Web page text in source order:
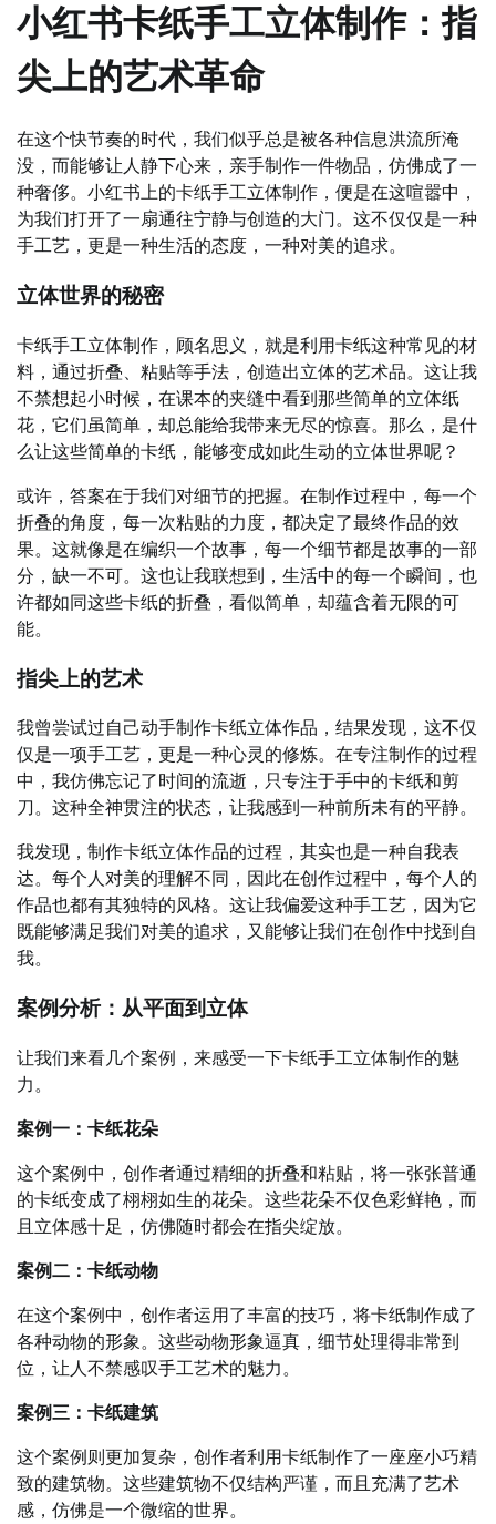
小红书卡纸手工立体制作：指
尖上的艺术革命
在这个快节奏的时代，我们似乎总是被各种信息洪流所淹
没，而能够让人静下心来，亲手制作一件物品，仿佛成了一
种奢侈。小红书上的卡纸手工立体制作，便是在这喧嚣中，
为我们打开了一扇通往宁静与创造的大门。这不仅仅是一种
手工艺，更是一种生活的态度，一种对美的追求。
立体世界的秘密
卡纸手工立体制作，顾名思义，就是利用卡纸这种常见的材
料，通过折叠、粘贴等手法，创造出立体的艺术品。这让我
不禁想起小时候，在课本的夹缝中看到那些简单的立体纸
花，它们虽简单，却总能给我带来无尽的惊喜。那么，是什
么让这些简单的卡纸，能够变成如此生动的立体世界呢？
或许，答案在于我们对细节的把握。在制作过程中，每一个
折叠的角度，每一次粘贴的力度，都决定了最终作品的效
果。这就像是在编织一个故事，每一个细节都是故事的一部
分，缺一不可。这也让我联想到，生活中的每一个瞬间，也
许都如同这些卡纸的折叠，看似简单，却蕴含着无限的可
能。
指尖上的艺术
我曾尝试过自己动手制作卡纸立体作品，结果发现，这不仅
仅是一项手工艺，更是一种心灵的修炼。在专注制作的过程
中，我仿佛忘记了时间的流逝，只专注于手中的卡纸和剪
刀。这种全神贯注的状态，让我感到一种前所未有的平静。
我发现，制作卡纸立体作品的过程，其实也是一种自我表
达。每个人对美的理解不同，因此在创作过程中，每个人的
作品也都有其独特的风格。这让我偏爱这种手工艺，因为它
既能够满足我们对美的追求，又能够让我们在创作中找到自
我。
案例分析：从平面到立体
让我们来看几个案例，来感受一下卡纸手工立体制作的魅
力。
案例一：卡纸花朵
这个案例中，创作者通过精细的折叠和粘贴，将一张张普通
的卡纸变成了栩栩如生的花朵。这些花朵不仅色彩鲜艳，而
且立体感十足，仿佛随时都会在指尖绽放。
案例二：卡纸动物
在这个案例中，创作者运用了丰富的技巧，将卡纸制作成了
各种动物的形象。这些动物形象逼真，细节处理得非常到
位，让人不禁感叹手工艺术的魅力。
案例三：卡纸建筑
这个案例则更加复杂，创作者利用卡纸制作了一座座小巧精
致的建筑物。这些建筑物不仅结构严谨，而且充满了艺术
感，仿佛是一个微缩的世界。